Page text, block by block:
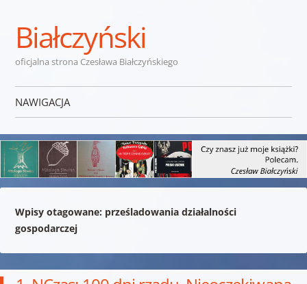
Białczyński
oficjalna strona Czesława Białczyńskiego
NAWIGACJA
Wpisy otagowane: prześladowania działalności
gospodarczej